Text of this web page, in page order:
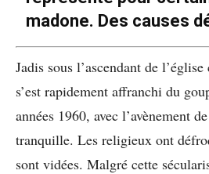
madone. Des causes
Jadis sous l’ascendant de
s’est rapidement affranchi du
années 1960, avec l’avènement
tranquille. Les religieux ont
sont vidées. Malgré cette